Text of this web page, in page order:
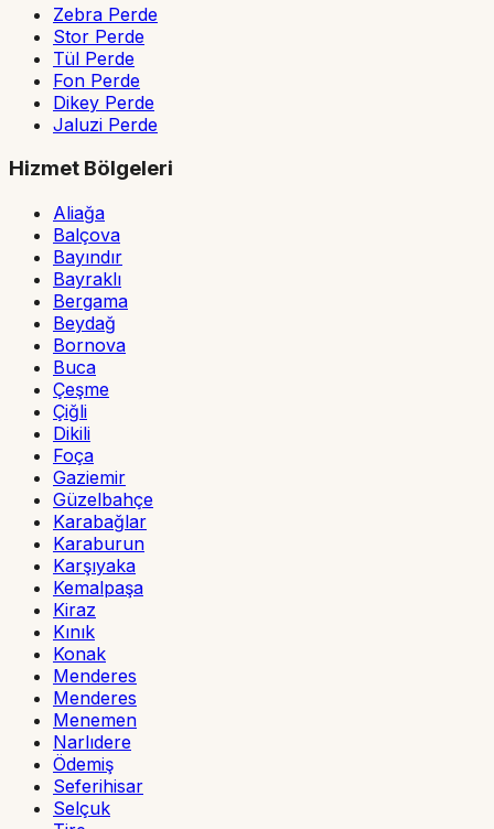
Zebra Perde
Stor Perde
Tül Perde
Fon Perde
Dikey Perde
Jaluzi Perde
Hizmet Bölgeleri
Aliağa
Balçova
Bayındır
Bayraklı
Bergama
Beydağ
Bornova
Buca
Çeşme
Çiğli
Dikili
Foça
Gaziemir
Güzelbahçe
Karabağlar
Karaburun
Karşıyaka
Kemalpaşa
Kiraz
Kınık
Konak
Menderes
Menderes
Menemen
Narlıdere
Ödemiş
Seferihisar
Selçuk